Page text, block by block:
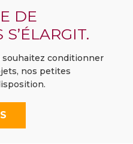
DE
souhaitez conditionner
nos petites